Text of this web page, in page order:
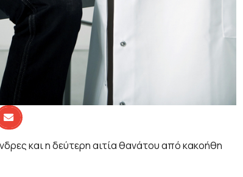
και η δεύτερη αιτία θανάτου από κακοήθη